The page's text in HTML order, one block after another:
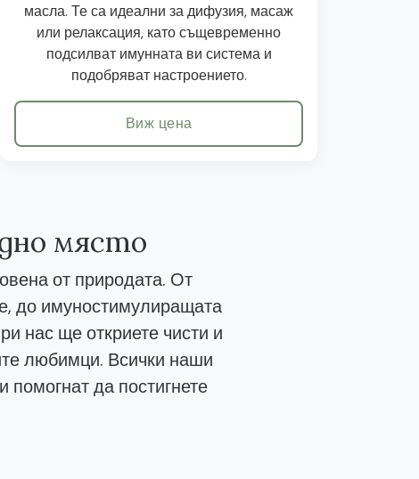
масла. Те са идеални за дифузия, масаж
или релаксация, като същевременно
подсилват имунната ви система и
подобряват настроението.
Виж цена
място
от природата. От
до имуностимулиращата
нас ще откриете чисти и
любимци. Всички наши
да постигнете